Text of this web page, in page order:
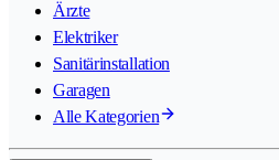
Ärzte
Elektriker
Sanitärinstallation
Garagen
Alle Kategorien